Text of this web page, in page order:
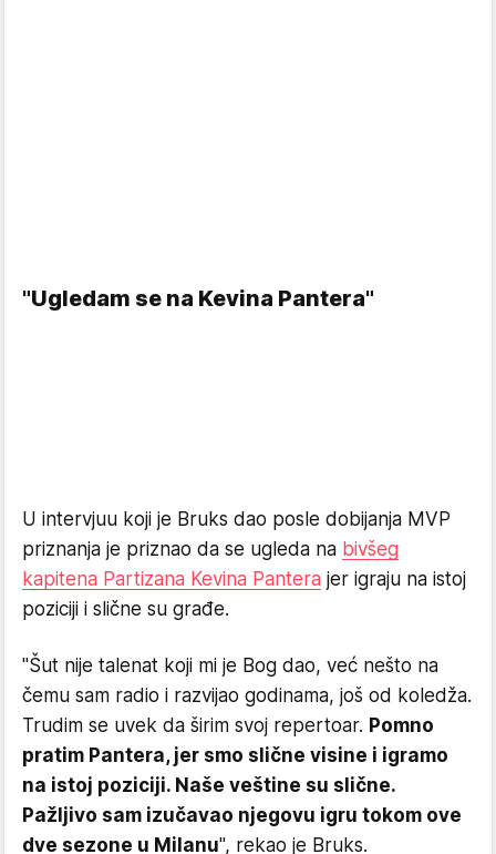
"Ugledam se na Kevina Pantera"
U intervjuu koji je Bruks dao posle dobijanja MVP
priznanja je priznao da se ugleda na bivšeg
kapitena Partizana Kevina Pantera jer igraju na istoj
poziciji i slične su građe.
"Šut nije talenat koji mi je Bog dao, već nešto na
čemu sam radio i razvijao godinama, još od koledža.
Trudim se uvek da širim svoj repertoar. Pomno
pratim Pantera, jer smo slične visine i igramo
na istoj poziciji. Naše veštine su slične.
Pažljivo sam izučavao njegovu igru tokom ove
dve sezone u Milanu", rekao je Bruks.